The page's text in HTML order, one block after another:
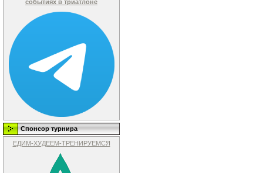
событиях в триатлоне
Спонсор турнира
ЕДИМ-ХУДЕЕМ-ТРЕНИРУЕМСЯ